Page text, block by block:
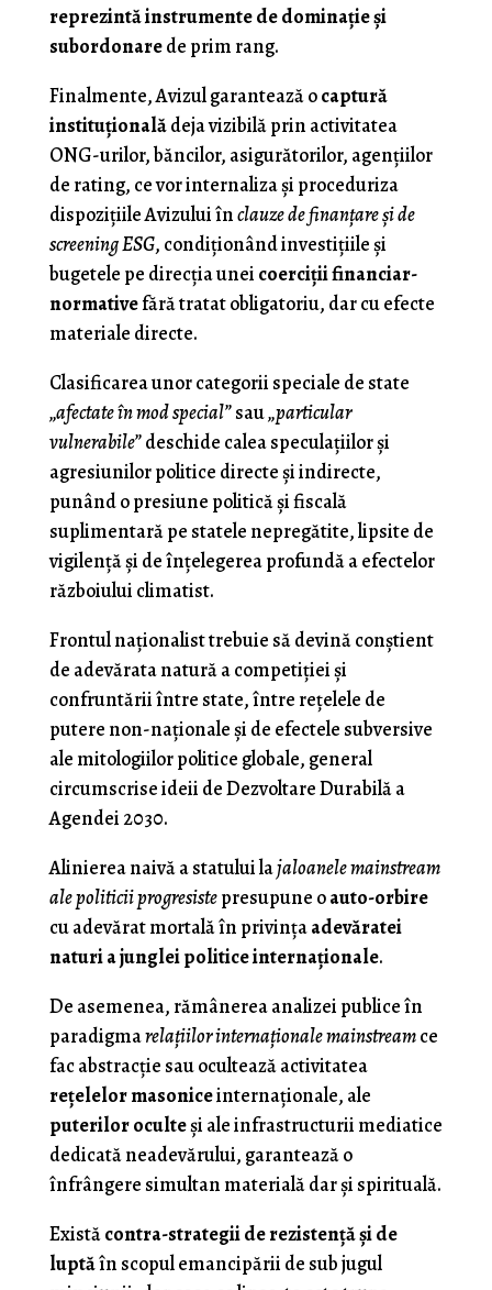
reprezintă instrumente de dominaţie şi
subordonarede prim rang.
Finalmente, Avizul garantează ocaptură
instituţionalădeja vizibilă prin activitatea
ONG-urilor, băncilor, asigurătorilor, agenţiilor
de rating, ce vor internaliza şi proceduriza
dispoziţiile Avizului înclauze de finanţare şi de
screening ESG, condiţionând investiţiile şi
bugetele pe direcţia unei coerciţii financiar-
normativefără tratat obligatoriu, dar cu efecte
materiale directe.
Clasificarea unor categorii speciale de state
„afectate în mod special”sau„particular
vulnerabile”deschide calea speculaţiilor şi
agresiunilor politice directe şi indirecte,
punând o presiune politică şi fiscală
suplimentară pe statele nepregătite, lipsite de
vigilenţă şi de înţelegerea profundă a efectelor
războiului climatist.
Frontul naţionalist trebuie să devină conştient
de adevărata natură a competiţiei şi
confruntării între state, între reţelele de
putere non-naţionale şi de efectele subversive
ale mitologiilor politice globale, general
circumscrise ideii de Dezvoltare Durabilă a
Agendei 2030.
Alinierea naivă a statului lajaloanele mainstream
ale politicii progresistepresupune oauto-orbire
cu adevărat mortală în privinţaadevăratei
naturi a junglei politice internaţionale.
De asemenea, rămânerea analizei publice în
paradigmarelaţiilor internaţionale mainstreamce
fac abstracţie sau ocultează activitatea
reţelelor masoniceinternaţionale, ale
puterilor oculteşi ale infrastructurii mediatice
dedicată neadevărului, garantează o
înfrângere simultan materială dar şi spirituală.
Existăcontra-strategii de rezistenţă şi de
luptăîn scopul emancipării de sub jugul